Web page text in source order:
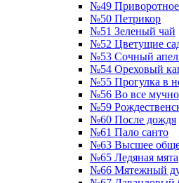
№49 Приворотное
№50 Петрикор
№51 Зеленый чай
№52 Цветущие
№53 Сочный
№54 Ореховый
№55 Прогулка в
№56 Во все
№59
№60 После дождя
№61 Пало санто
№63 Высшее
№65 Ледяная мята
№66 Мятежный